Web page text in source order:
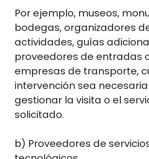
Por ejemplo, museos,
bodegas, organizadores
actividades, guías
proveedores de entradas
empresas de transporte,
intervención sea
gestionar la visita o el
solicitado.
b) Proveedores de